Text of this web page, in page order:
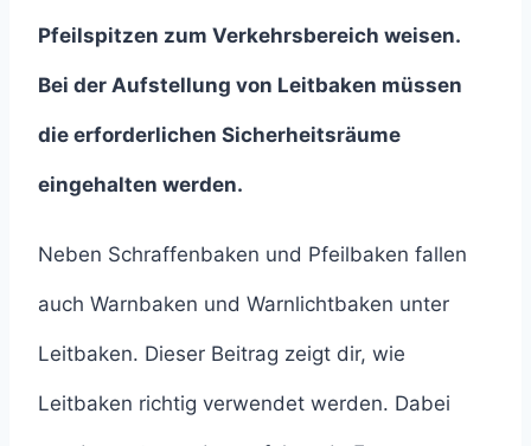
Pfeilspitzen zum Verkehrsbereich weisen.
Bei der Aufstellung von Leitbaken müssen
die erforderlichen Sicherheitsräume
eingehalten werden.
Neben Schraffenbaken und Pfeilbaken fallen
auch Warnbaken und Warnlichtbaken unter
Leitbaken. Dieser Beitrag zeigt dir, wie
Leitbaken richtig verwendet werden. Dabei